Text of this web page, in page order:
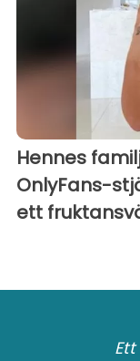
Hennes
OnlyFans-
ett